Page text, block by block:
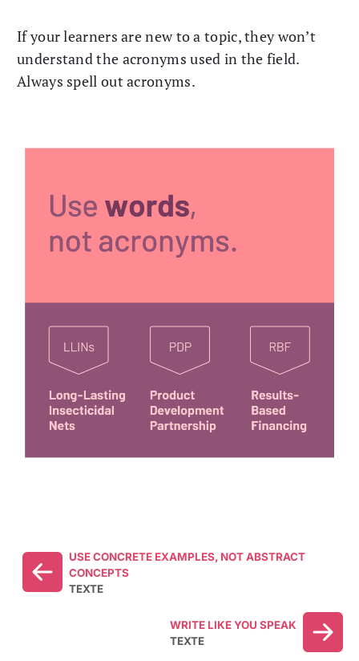
If your learners are new to a topic, they won’t
understand the acronyms used in the field.
Always spell out acronyms.
USE CONCRETE EXAMPLES, NOT ABSTRACT
CONCEPTS
TEXTE
WRITE LIKE YOU SPEAK
TEXTE